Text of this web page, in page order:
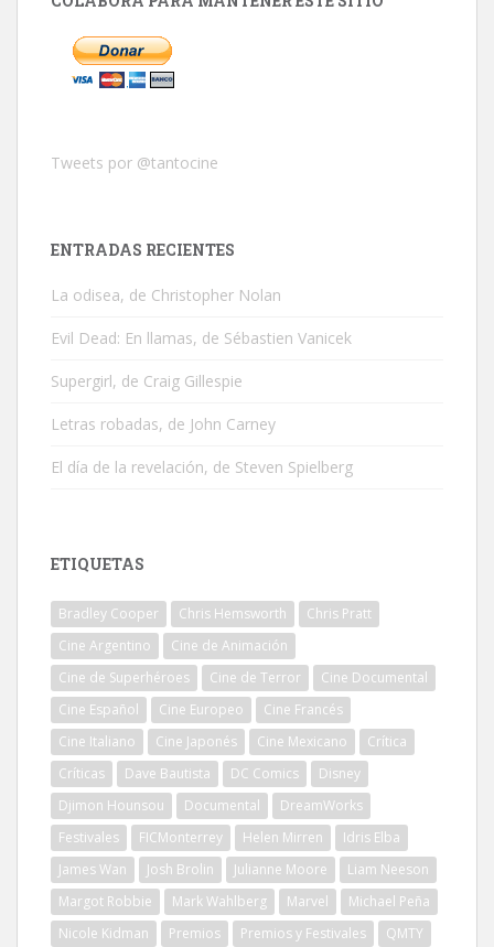
Tweets por @tantocine
ENTRADAS RECIENTES
La odisea, de Christopher Nolan
Evil Dead: En llamas, de Sébastien Vanicek
Supergirl, de Craig Gillespie
Letras robadas, de John Carney
El día de la revelación, de Steven Spielberg
ETIQUETAS
Bradley Cooper Chris Hemsworth
Chris Pratt
Cine Argentino
Cine de Animación
Cine de Superhéroes
Cine de Terror
Cine Documental
Cine Español
Cine Europeo
Cine Francés
Cine Italiano
Cine Japonés Cine Mexicano
Crítica
Críticas
Dave Bautista DC Comics
Disney
Djimon Hounsou
Documental
DreamWorks
Festivales
FICMonterrey Helen Mirren
Idris Elba
James Wan
Josh Brolin Julianne Moore
Liam Neeson
Margot Robbie
Mark Wahlberg Marvel
Michael Peña
Nicole Kidman
Premios Premios y Festivales QMTY